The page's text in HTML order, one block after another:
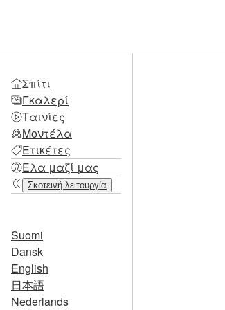
Σπίτι
Γκαλερί
Ταινίες
Μοντέλα
Ετικέτες
Ελα μαζί μας
Σκοτεινή λειτουργία
Suomi
Dansk
English
日本語
Nederlands